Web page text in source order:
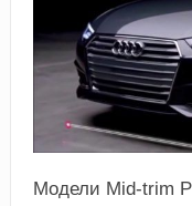
Модели Mid-trim